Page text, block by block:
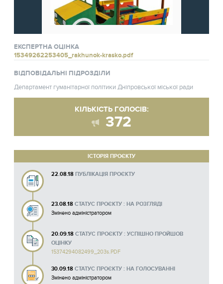
ЕКСПЕРТНА ОЦІНКА
15349262253405_rakhunok-krasko.pdf
ВІДПОВІДАЛЬНІ ПІДРОЗДІЛИ
Департамент гуманітарної політики Дніпровської міської ради
КІЛЬКІСТЬ ГОЛОСІВ:
372
ІСТОРІЯ ПРОЄКТУ
22.08.18 ПУБЛІКАЦІЯ ПРОЄКТУ
23.08.18 СТАТУС ПРОЄКТУ : НА РОЗГЛЯДІ
Змінено адміністратором
20.09.18 СТАТУС ПРОЄКТУ : УСПІШНО ПРОЙШОВ
ОЦІНКУ
15374294082499_203s.PDF
30.09.18 СТАТУС ПРОЄКТУ : НА ГОЛОСУВАННІ
Змінено адміністратором